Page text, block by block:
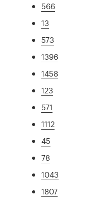
566
13
573
1396
1458
123
571
1112
45
78
1043
1807